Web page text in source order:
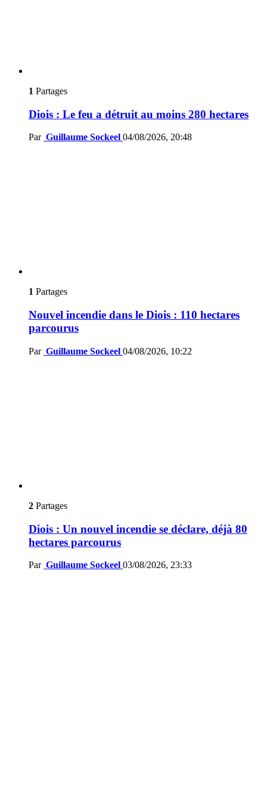
1 Partages
Diois : Le feu a détruit au moins 280 hectares
Par Guillaume Sockeel 04/08/2026, 20:48
1 Partages
Nouvel incendie dans le Diois : 110 hectares
parcourus
Par Guillaume Sockeel 04/08/2026, 10:22
2 Partages
Diois : Un nouvel incendie se déclare, déjà 80
hectares parcourus
Par Guillaume Sockeel 03/08/2026, 23:33